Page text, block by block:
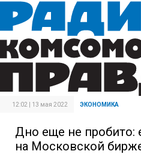
12:02 | 13 мая 2022 ЭКОНОМИКА
Дно еще не пробито:
на Московской